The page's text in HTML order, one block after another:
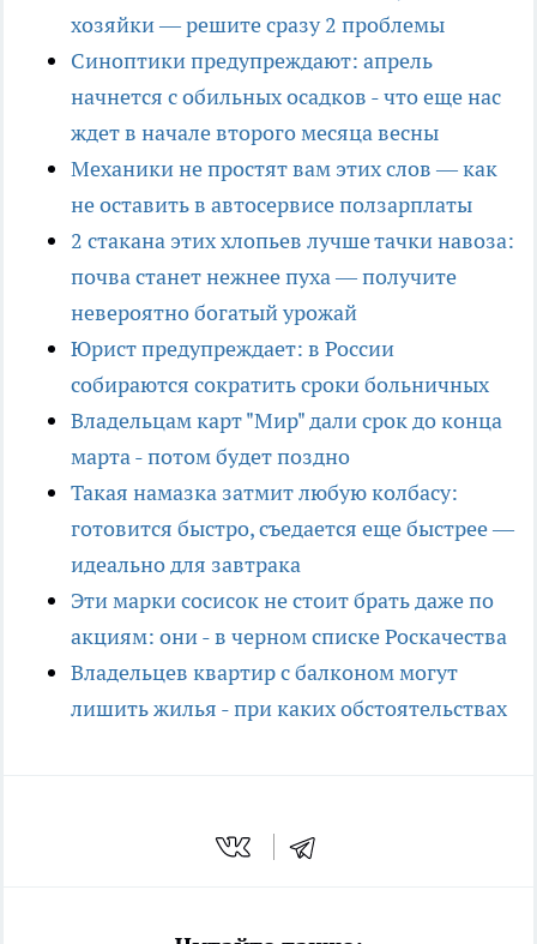
хозяйки — решите сразу 2 проблемы
Синоптики предупреждают: апрель
начнется с обильных осадков - что еще нас
ждет в начале второго месяца весны
Механики не простят вам этих слов — как
не оставить в автосервисе ползарплаты
2 стакана этих хлопьев лучше тачки навоза:
почва станет нежнее пуха — получите
невероятно богатый урожай
Юрист предупреждает: в России
собираются сократить сроки больничных
Владельцам карт "Мир" дали срок до конца
марта - потом будет поздно
Такая намазка затмит любую колбасу:
готовится быстро, съедается еще быстрее —
идеально для завтрака
Эти марки сосисок не стоит брать даже по
акциям: они - в черном списке Роскачества
Владельцев квартир с балконом могут
лишить жилья - при каких обстоятельствах